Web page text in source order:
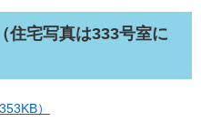
宅写真は333号室に
）